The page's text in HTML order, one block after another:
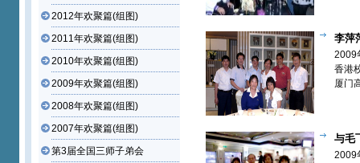
2012年欢聚篇(组图)
2011年欢聚篇(组图)
2010年欢聚篇(组图)
2009年欢聚篇(组图)
2008年欢聚篇(组图)
2007年欢聚篇(组图)
第3届全国三师子弟会
李萍
中75届
2009
香港
厦门
与毛
利亚港2009